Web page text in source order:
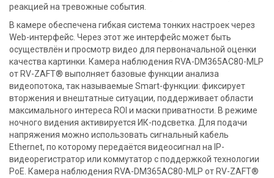
реакцией на тревожные события.
В камере обеспечена гибкая система тонких настроек через
Web-интерфейс. Через этот же интерфейс может быть
осуществлён и просмотр видео для первоначальной оценки
качества картинки. Камера наблюдения RVA-DM365AC80-MLP
от RV-ZAFT® выполняет базовые функции анализа
видеопотока, так называемые Smart-функции: фиксирует
вторжения и внештатные ситуации, поддерживает области
максимального интереса ROI и маски приватности. В режиме
ночного видения активируется ИК-подсветка. Для подачи
напряжения можно использовать сигнальный кабель
Ethernet, по которому передаётся видеосигнал на IP-
видеорегистратор или коммутатор с поддержкой технологии
PoE. Камера наблюдения RVA-DM365AC80-MLP от RV-ZAFT®